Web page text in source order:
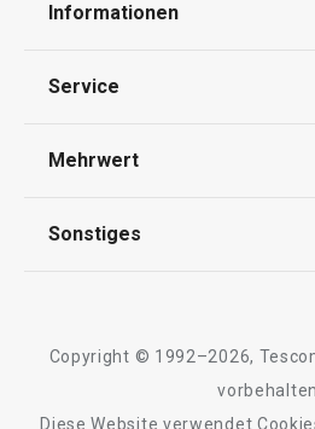
Informationen
Impressum
Service
Kontaktformular
Mehrwert
Qualität
Sonstiges
Copyright © 1992–2026,
vorbehalten.
Diese Website verwendet